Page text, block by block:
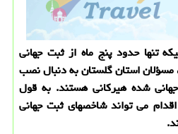
تنها حدود پنج ماه از ثبت جهانی
استان گلستان به دنبال نصب
شده هیركانی هستند. به قول
می تواند شاخصهای ثبت جهانی